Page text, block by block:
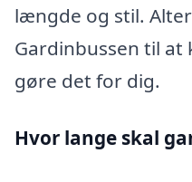
længde og stil.
Gardinbussen til at
gøre det for dig.
Hvor lange skal